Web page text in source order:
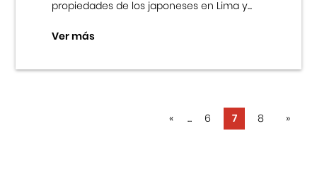
propiedades de los japoneses en Lima y...
Ver más
« ... 6 7 8 »